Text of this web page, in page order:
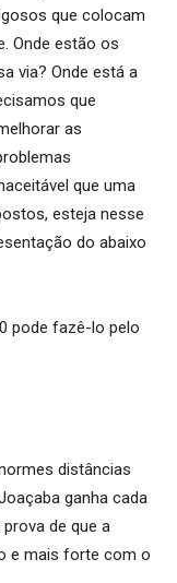
que colocam
Onde estão os
via? Onde está a
que
as
que uma
esteja nesse
do abaixo
pode fazê-lo pelo
distâncias
ganha cada
de que a
e mais forte com o